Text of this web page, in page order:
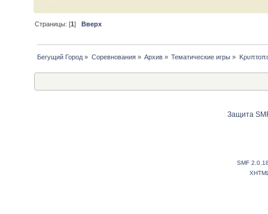
Страницы: [1]Вверх
Бегущий Город » Соревнования» Архив » Тематические игры »
Защита
SMF